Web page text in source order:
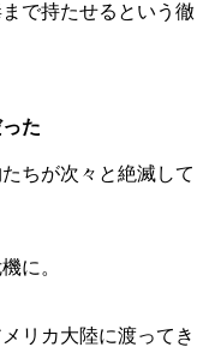
で持たせるという徹
た
ちが次々と絶滅して
に。
リカ大陸に渡ってき